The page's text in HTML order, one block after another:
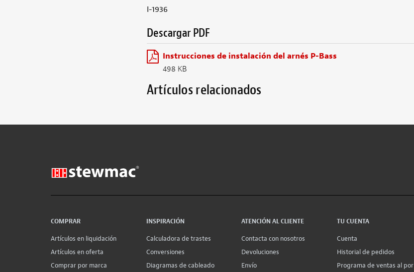
I-1936
Descargar PDF
Instrucciones de instalación del arnés P-Bass
498 KB
Artículos relacionados
COMPRAR
Artículos en liquidación
Artículos en oferta
Comprar por marca
INSPIRACIÓN
Calculadora de trastes
Conversiones
Diagramas de cableado
ATENCIÓN AL CLIENTE
Contacta con nosotros
Devoluciones
Envío
TU CUENTA
Cuenta
Historial de pedidos
Programa de ventas al por